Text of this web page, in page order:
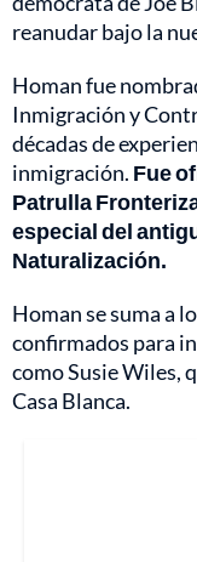
reanudar bajo la
Homan fue
Inmigración y
décadas de
inmigración. Fue
Patrulla
especial del
Naturalización.
Homan se suma a
confirmados para
como Susie Wiles,
Casa Blanca.